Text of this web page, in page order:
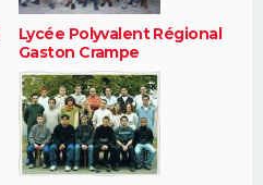
Lycée Polyvalent Régional
Gaston Crampe